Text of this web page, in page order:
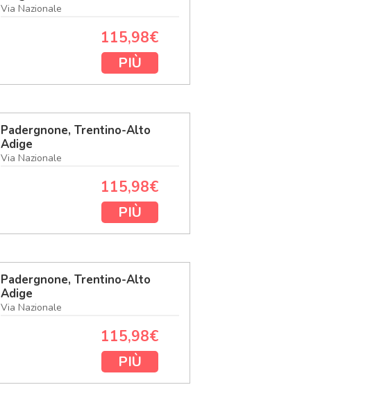
Via Nazionale
115,98€
PIÙ
Padergnone, Trentino-Alto
Adige
Via Nazionale
115,98€
PIÙ
Padergnone, Trentino-Alto
Adige
Via Nazionale
115,98€
PIÙ